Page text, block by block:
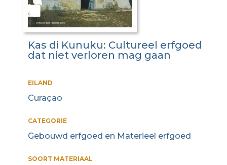
Kas di Kunuku: Cultureel erfgoed
dat niet verloren mag gaan
EILAND
Curaçao
CATEGORIE
Gebouwd erfgoed en Materieel erfgoed
SOORT MATERIAAL